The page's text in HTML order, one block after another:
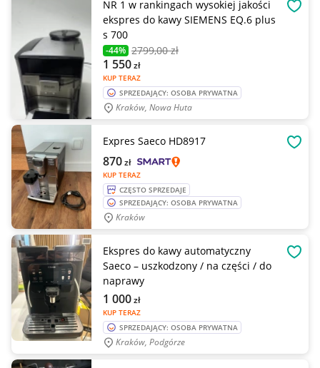
NR 1 w rankingach wysokiej jakości
ekspres do kawy SIEMENS EQ.6 plus
s 700
-44% 2799,00 zł
KUP TERAZ
1 550zł
SPRZEDAJĄCY: OSOBA PRYWATNA
Kraków, Nowa Huta
Expres Saeco HD8917
KUP TERAZ
870zł
CZĘSTO SPRZEDAJE
SPRZEDAJĄCY: OSOBA PRYWATNA
Kraków
Ekspres do kawy automatyczny
Saeco – uszkodzony / na części / do
naprawy
KUP TERAZ
1 000zł
SPRZEDAJĄCY: OSOBA PRYWATNA
Kraków, Podgórze